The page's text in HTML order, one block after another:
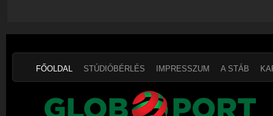
FŐOLDAL STÚDIÓBÉRLÉS IMPRESSZUM A STÁB